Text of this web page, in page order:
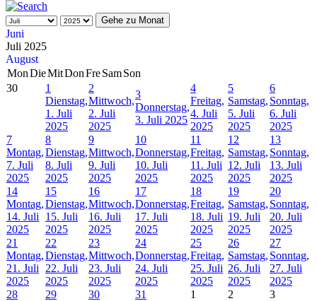
Gehe zu Monat
Juni
Juli 2025
August
MonDieMitDonFreSamSon
30
1
Dienstag,
1. Juli
2025
2
Mittwoch,
2. Juli
2025
3
Donnerstag,
3. Juli 2025
4
Freitag,
4. Juli
2025
5
Samstag,
5. Juli
2025
6
Sonntag,
6. Juli
2025
7
Montag,
7. Juli
2025
8
Dienstag,
8. Juli
2025
9
Mittwoch,
9. Juli
2025
10
Donnerstag,
10. Juli
2025
11
Freitag,
11. Juli
2025
12
Samstag,
12. Juli
2025
13
Sonntag,
13. Juli
2025
14
Montag,
14. Juli
2025
15
Dienstag,
15. Juli
2025
16
Mittwoch,
16. Juli
2025
17
Donnerstag,
17. Juli
2025
18
Freitag,
18. Juli
2025
19
Samstag,
19. Juli
2025
20
Sonntag,
20. Juli
2025
21
Montag,
21. Juli
2025
22
Dienstag,
22. Juli
2025
23
Mittwoch,
23. Juli
2025
24
Donnerstag,
24. Juli
2025
25
Freitag,
25. Juli
2025
26
Samstag,
26. Juli
2025
27
Sonntag,
27. Juli
2025
28
29
30
31
1 2 3